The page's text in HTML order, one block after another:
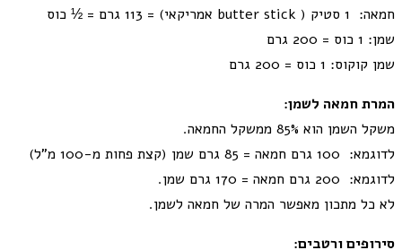
חמאה: 1 סטיק ( butter stick אמריקאי) = 113 גרם = ½ כוס
שמן: 1 כוס = 200 גרם
שמן קוקוס: 1 כוס = 200 גרם
המרת חמאה לשמן:
משקל השמן הוא 85% ממשקל החמאה.
לדוגמא: 100 גרם חמאה = 85 גרם שמן (קצת פחות מ-100 מ”ל)
לדוגמא: 200 גרם חמאה = 170 גרם שמן.
לא כל מתכון מאפשר המרה של חמאה לשמן.
סירופים ורטבים: